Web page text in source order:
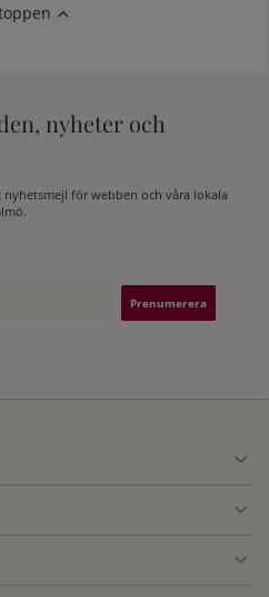
nyheter och
för webben och våra lokala
på: